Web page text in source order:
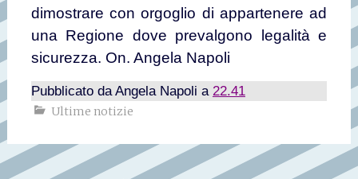
dimostrare con orgoglio di appartenere ad
una Regione dove prevalgono legalità e
sicurezza. On. Angela Napoli
Pubblicato daAngela Napoli a 22.41
Ultime notizie